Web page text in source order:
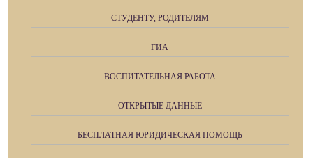
СТУДЕНТУ, РОДИТЕЛЯМ
ГИА
ВОСПИТАТЕЛЬНАЯ РАБОТА
ОТКРЫТЫЕ ДАННЫЕ
БЕСПЛАТНАЯ ЮРИДИЧЕСКАЯ ПОМОЩЬ